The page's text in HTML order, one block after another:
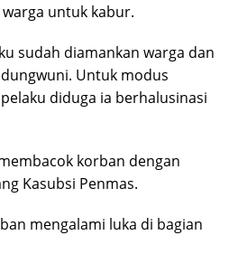
untuk kabur.
sudah diamankan warga dan
Untuk modus
diduga ia berhalusinasi
korban dengan
Kasubsi Penmas.
mengalami luka di bagian